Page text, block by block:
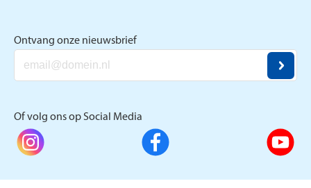
Ontvang onze nieuwsbrief
Of volg ons op Social Media